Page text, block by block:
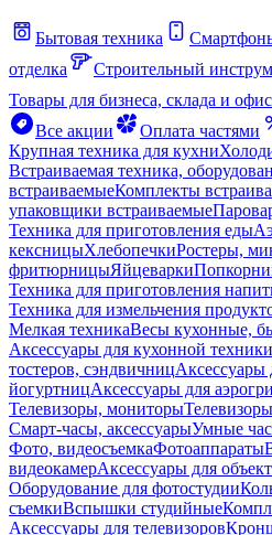
Бытовая техника
отделка
Строительный
Товары для бизнеса, склада и
Все акции
Оплата частями
Крупная техника для кухни
Встраиваемая техника,
встраиваемыеКомплекты
упаковщики встраиваемые
Техника для приготовления еды
кексницыХлебопечкиРостеры,
фритюрницыЯйцеварки
Техника для приготовления
Техника для измельчения
Мелкая техникаВесы кухонные,
Аксессуары для кухонной техники
тостеров, сэндвичницАксессуары
йогуртницАксессуары для
Телевизоры, мониторыТелевизоры
Смарт-часы, аксессуарыУмные
Фото, видеосъемкаФотоаппараты
видеокамерАксессуары для
Оборудование для фотостудии
съемкиВспышки студийные
Аксессуары для телевизоров